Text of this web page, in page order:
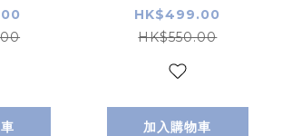
衫 啡
POCKET 7
INCHES SHORT
(ORIGAMIi)多功能
HK$499.00
HK$550.00
加入購物車